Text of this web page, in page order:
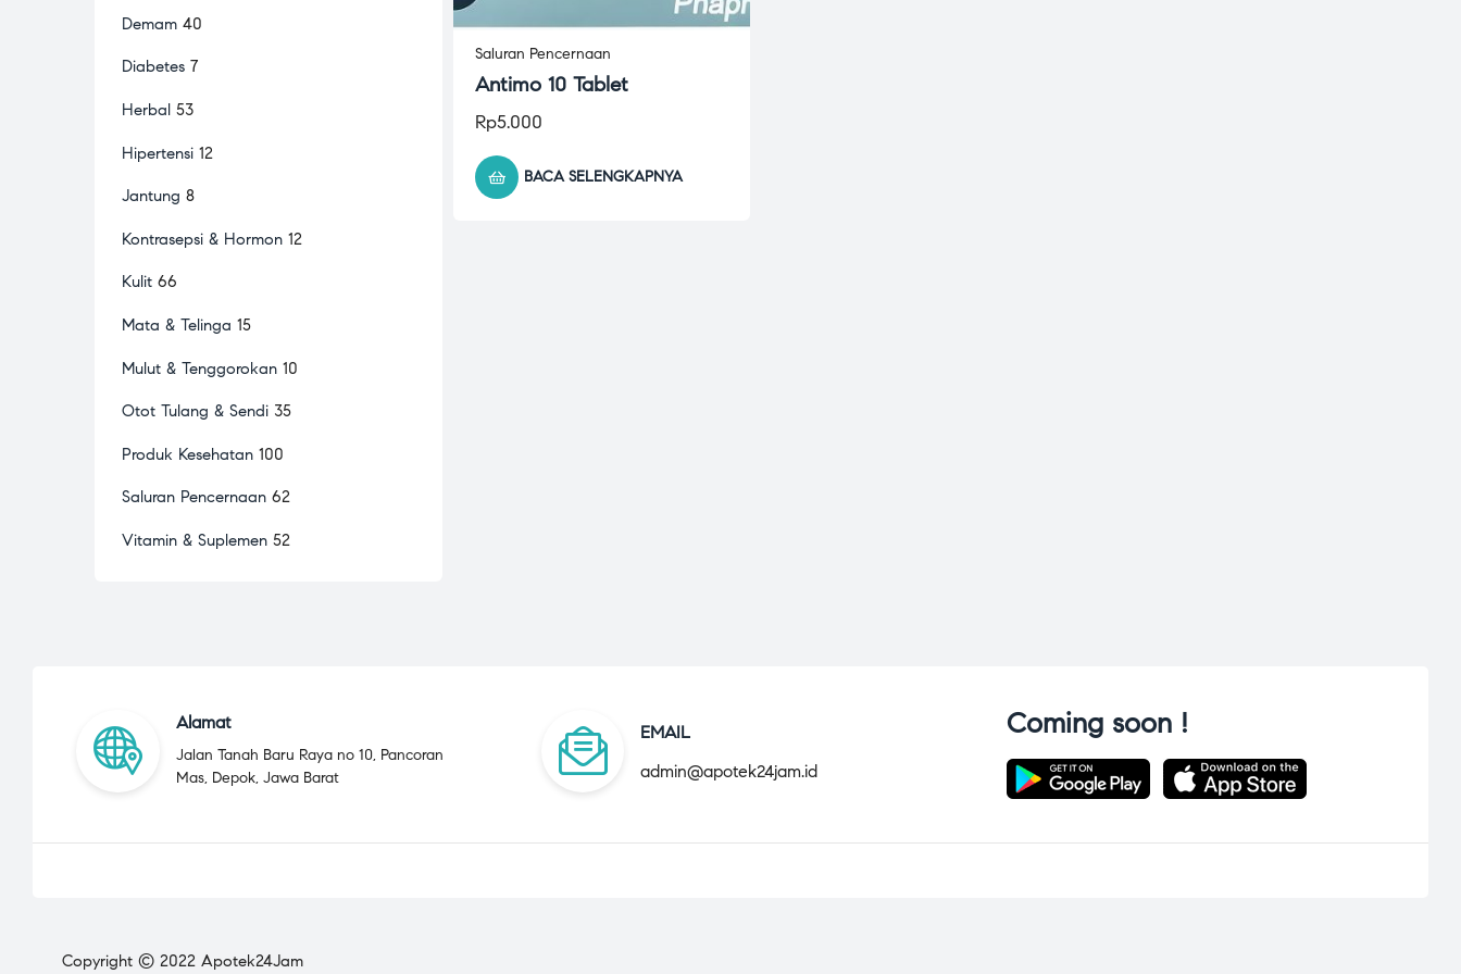
Saluran Pencernaan
Antimo 10 Tablet
Rp5.000
BACA SELENGKAPNYA
Demam 40
Diabetes 7
Herbal 53
Hipertensi 12
Jantung 8
Kontrasepsi & Hormon 12
Kulit 66
Mata & Telinga 15
Mulut & Tenggorokan 10
Otot Tulang & Sendi 35
Produk Kesehatan 100
Saluran Pencernaan 62
Vitamin & Suplemen 52
Alamat
Jalan Tanah Baru Raya no 10, Pancoran
Mas, Depok, Jawa Barat
EMAIL
admin@apotek24jam.id
Coming soon !
Copyright © 2022 Apotek24Jam